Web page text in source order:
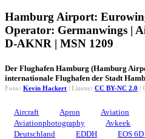
Hamburg Airport:
Operator: Germanwings |
D-AKNR | MSN 1209
Der Flughafen Hamburg (Hamburg
internationale Flughafen der Stadt
Foto: Kevin Hackert | Lizenz: CC BY-NC 2.0 |
Aircraft Apron Aviation
Aviationphotography
Avkeek
Deutschland
EDDH EOS